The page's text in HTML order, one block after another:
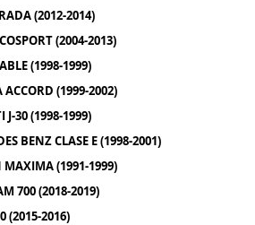
(2012-2014)
(2004-2013)
(1998-1999)
(1999-2002)
J-30 (1998-1999)
BENZ CLASE E (1998-2001)
MAXIMA (1991-1999)
700 (2018-2019)
(2015-2016)